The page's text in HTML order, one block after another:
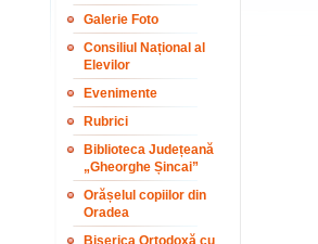
Galerie Foto
Consiliul Național al
Elevilor
Evenimente
Rubrici
Biblioteca Județeană
„Gheorghe Șincai”
Orășelul copiilor din
Oradea
Biserica Ortodoxă cu